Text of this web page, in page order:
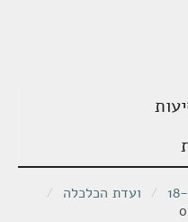
/ ועדת הכלכלה /